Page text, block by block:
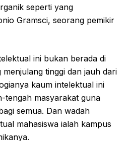
seperti yang
Gramsci, seorang pemikir
ini bukan berada di
tinggi dan jauh dari
kaum intelektual ini
tengah masyarakat guna
semua. Dan wadah
mahasiswa ialah kampus